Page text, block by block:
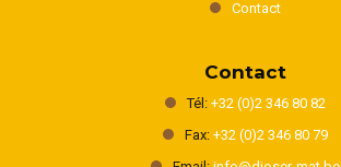
Contact
Contact
Tél: +32 (0)2 346 80 82
Fax: +32 (0)2 346 80 79